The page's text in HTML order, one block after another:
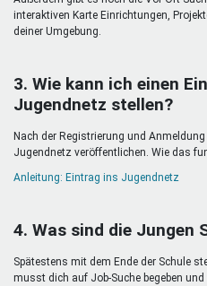
interaktiven Karte Einrichtungen,
deiner Umgebung.
3. Wie kann ich einen
Jugendnetz stellen?
Nach der Registrierung und
Jugendnetz veröffentlichen. Wie das
Anleitung: Eintrag ins Jugendnetz
4. Was sind die Jungen
Spätestens mit dem Ende der Schule
musst dich auf Job-Suche begeben